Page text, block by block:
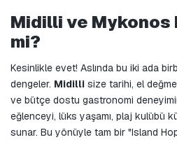
Midilli ve
mi?
Kesinlikle evet! Aslında bu iki ada
dengeler. Midilli size tarihi, el
ve bütçe dostu gastronomi
eğlenceyi, lüks yaşamı, plaj kulübü
sunar. Bu yönüyle tam bir "Island